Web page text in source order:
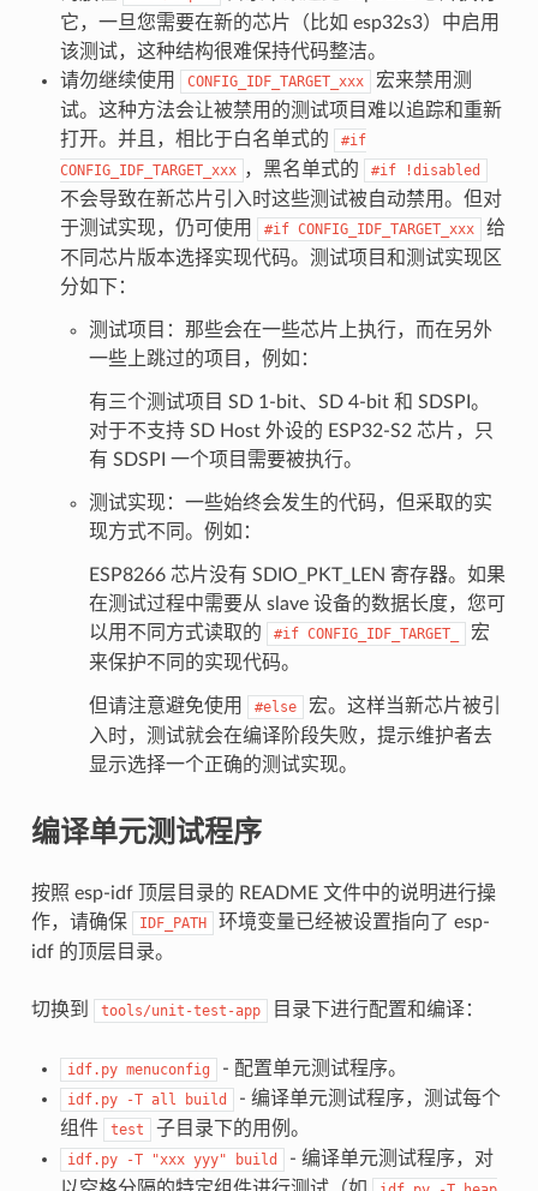
它，一旦您需要在新的芯片（比如 esp32s3）中启用
该测试，这种结构很难保持代码整洁。
请勿继续使用
CONFIG_IDF_TARGET_xxx
宏来禁用测
试。这种方法会让被禁用的测试项目难以追踪和重新
打开。并且，相比于白名单式的
#if
CONFIG_IDF_TARGET_xxx ，黑名单式的 #if !disabled
不会导致在新芯片引入时这些测试被自动禁用。但对
于测试实现，仍可使用
#if CONFIG_IDF_TARGET_xxx
给
不同芯片版本选择实现代码。测试项目和测试实现区
分如下：
测试项目：那些会在一些芯片上执行，而在另外
一些上跳过的项目，例如：
有三个测试项目 SD 1-bit、SD 4-bit 和 SDSPI。
对于不支持 SD Host 外设的 ESP32-S2 芯片，只
有 SDSPI 一个项目需要被执行。
测试实现：一些始终会发生的代码，但采取的实
现方式不同。例如：
ESP8266 芯片没有 SDIO_PKT_LEN 寄存器。如果
在测试过程中需要从 slave 设备的数据长度，您可
以用不同方式读取的
#if CONFIG_IDF_TARGET_
宏
来保护不同的实现代码。
但请注意避免使用 #else
宏。这样当新芯片被引
入时，测试就会在编译阶段失败，提示维护者去
显示选择一个正确的测试实现。
编译单元测试程序
按照 esp-idf 顶层目录的 README 文件中的说明进行操
作，请确保
IDF_PATH
环境变量已经被设置指向了 esp-
idf 的顶层目录。
切换到 tools/unit-test-app 目录下进行配置和编译：
idf.py menuconfig - 配置单元测试程序。
idf.py -T all build
- 编译单元测试程序，测试每个
组件
test 子目录下的用例。
idf.py -T "xxx yyy" build
- 编译单元测试程序，对